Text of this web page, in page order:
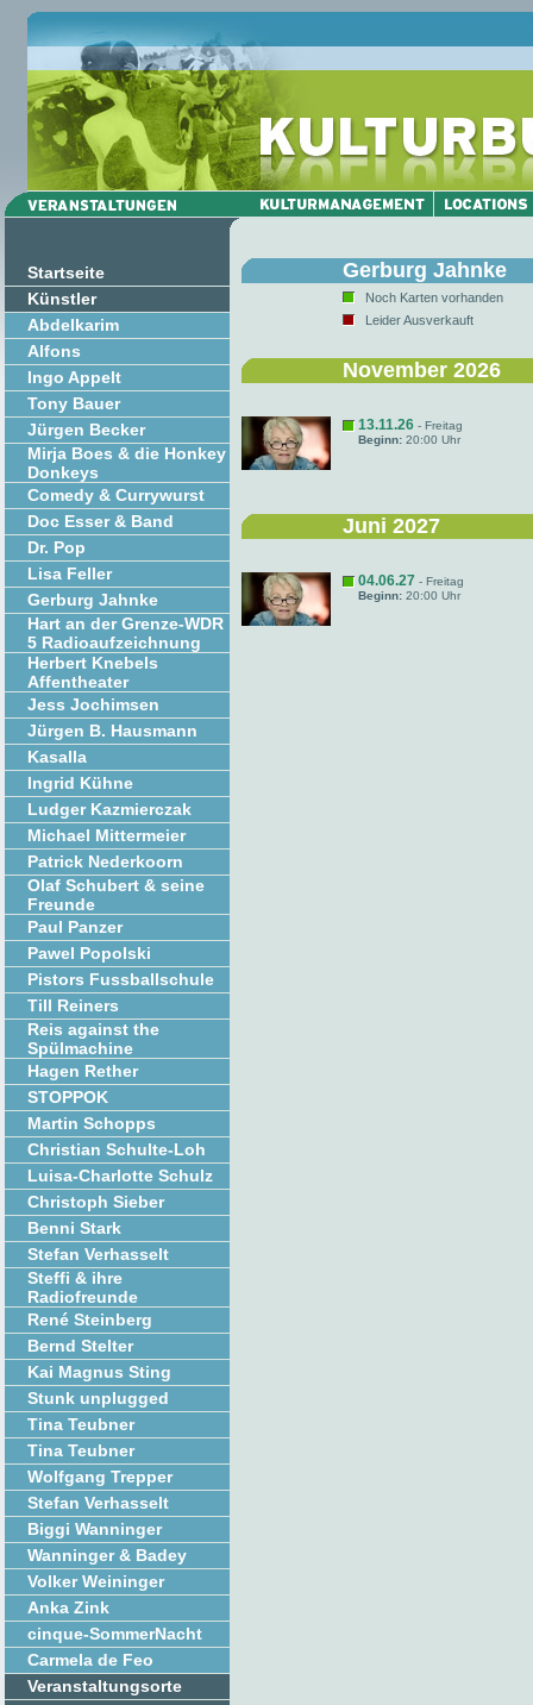
Startseite
Künstler
Abdelkarim
Alfons
Ingo Appelt
Tony Bauer
Jürgen Becker
Mirja Boes & die Honkey
Donkeys
Comedy & Currywurst
Doc Esser & Band
Dr. Pop
Lisa Feller
Gerburg Jahnke
Hart an der Grenze-WDR
5 Radioaufzeichnung
Herbert Knebels
Affentheater
Jess Jochimsen
Jürgen B. Hausmann
Kasalla
Ingrid Kühne
Ludger Kazmierczak
Michael Mittermeier
Patrick Nederkoorn
Olaf Schubert & seine
Freunde
Paul Panzer
Pawel Popolski
Pistors Fussballschule
Till Reiners
Reis against the
Spülmachine
Hagen Rether
STOPPOK
Martin Schopps
Christian Schulte-Loh
Luisa-Charlotte Schulz
Christoph Sieber
Benni Stark
Stefan Verhasselt
Steffi & ihre
Radiofreunde
René Steinberg
Bernd Stelter
Kai Magnus Sting
Stunk unplugged
Tina Teubner
Tina Teubner
Wolfgang Trepper
Stefan Verhasselt
Biggi Wanninger
Wanninger & Badey
Volker Weininger
Anka Zink
cinque-SommerNacht
Carmela de Feo
Veranstaltungsorte
Gerburg Jahnke
Noch Karten vorhanden
Leider Ausverkauft
November 2026
13.11.26 - Freitag
Beginn: 20:00 Uhr
Juni 2027
04.06.27 - Freitag
Beginn: 20:00 Uhr